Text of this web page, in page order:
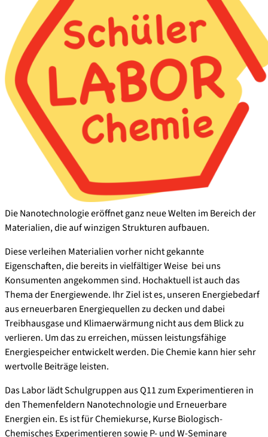
Die Nanotechnologie eröffnet ganz neue Welten im Bereich der
Materialien, die auf winzigen Strukturen aufbauen.
Diese verleihen Materialien vorher nicht gekannte
Eigenschaften, die bereits in vielfältiger Weise bei uns
Konsumenten angekommen sind. Hochaktuell ist auch das
Thema der Energiewende. Ihr Ziel ist es, unseren Energiebedarf
aus erneuerbaren Energiequellen zu decken und dabei
Treibhausgase und Klimaerwärmung nicht aus dem Blick zu
verlieren. Um das zu erreichen, müssen leistungsfähige
Energiespeicher entwickelt werden. Die Chemie kann hier sehr
wertvolle Beiträge leisten.
Das Labor lädt Schulgruppen aus Q11 zum Experimentieren in
den Themenfeldern Nanotechnologie und Erneuerbare
Energien ein. Es ist für Chemiekurse, Kurse Biologisch-
Chemisches Experimentieren sowie P- und W-Seminare